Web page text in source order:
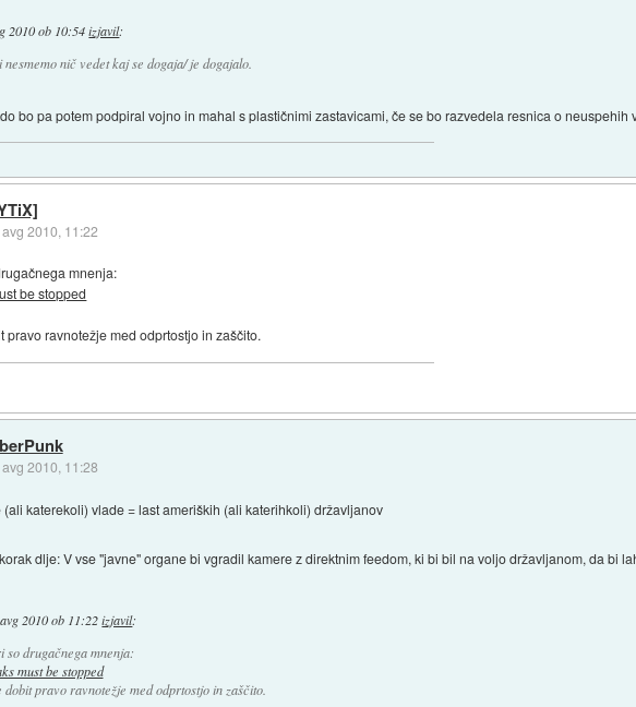
2010 ob 10:54 izjavil:
nesmemo nič vedet kaj se dogaja/ je dogajalo.
bo pa potem podpiral vojno in mahal s plastičnimi zastavicami, če se bo razvedela resnica o neuspehih
2010, 11:22
mnenja:
be stopped
pravo ravnotežje med odprtostjo in zaščito.
2010, 11:28
(ali katerekoli) vlade = last ameriških (ali katerihkoli) državljanov
dlje: V vse "javne" organe bi vgradil kamere z direktnim feedom, ki bi bil na voljo državljanom, da bi
2010 ob 11:22 izjavil:
so drugačnega mnenja:
must be stopped
dobit pravo ravnotežje med odprtostjo in zaščito.